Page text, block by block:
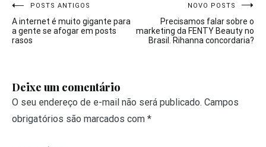
Navegação
de
POSTS ANTIGOS
A internet é muito gigante para
a gente se afogar em posts
rasos
NOVO POSTS
Precisamos falar sobre o
marketing da FENTY Beauty no
Brasil. Rihanna concordaria?
Deixe um comentário
O seu endereço de e-mail não será publicado. Campos
obrigatórios são marcados com *